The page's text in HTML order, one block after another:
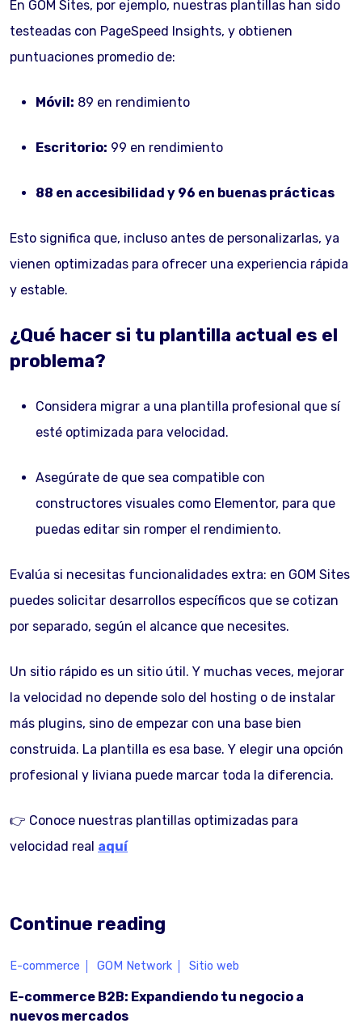
En GOM Sites, por ejemplo, nuestras plantillas han sido
testeadas con PageSpeed Insights, y obtienen
puntuaciones promedio de:
Móvil: 89 en rendimiento
Escritorio: 99 en rendimiento
88 en accesibilidad y 96 en buenas prácticas
Esto significa que, incluso antes de personalizarlas, ya
vienen optimizadas para ofrecer una experiencia rápida
y estable.
¿Qué hacer si tu plantilla actual es el
problema?
Considera migrar a una plantilla profesional que sí
esté optimizada para velocidad.
Asegúrate de que sea compatible con
constructores visuales como Elementor, para que
puedas editar sin romper el rendimiento.
Evalúa si necesitas funcionalidades extra: en GOM Sites
puedes solicitar desarrollos específicos que se cotizan
por separado, según el alcance que necesites.
Un sitio rápido es un sitio útil. Y muchas veces, mejorar
la velocidad no depende solo del hosting o de instalar
más plugins, sino de empezar con una base bien
construida. La plantilla es esa base. Y elegir una opción
profesional y liviana puede marcar toda la diferencia.
👉 Conoce nuestras plantillas optimizadas para
velocidad real aquí
Continue reading
E-commerce GOM Network Sitio web
E-commerce B2B: Expandiendo tu negocio a
nuevos mercados